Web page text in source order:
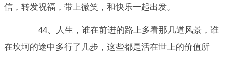
信，转发祝福，带上微笑，和快乐一起出发。
44、人生，谁在前进的路上多看那几道风景，谁
在坎坷的途中多行了几步，这些都是活在世上的价值所